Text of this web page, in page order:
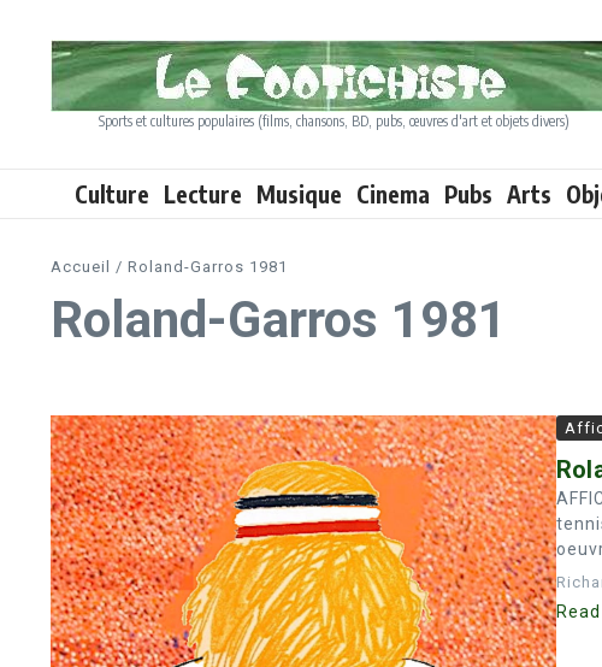
Sports et cultures populaires (films, chansons, BD, pubs, œuvres d'art et objets divers)
Culture Lecture Musique Cinema Pubs Arts
Accueil / Roland-Garros 1981
Roland-Garros 1981